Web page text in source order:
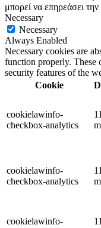
μπορεί να επηρεάσει
Necessary
Necessary
Always Enabled
Necessary cookies are
function properly. These
security features of the
Cookie
cookielawinfo-
checkbox-analytics
cookielawinfo-
checkbox-analytics
cookielawinfo-